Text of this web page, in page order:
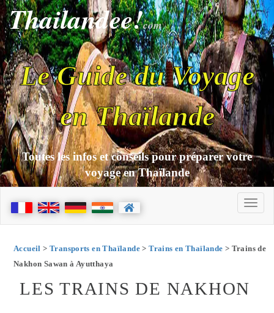
Thailandee!com
Le Guide du Voyage
en Thaïlande
Toutes les infos et conseils pour préparer votre
voyage en Thaïlande
Accueil > Transports en Thaïlande>Trains en Thaïlande > Trains de
Nakhon Sawan à Ayutthaya
LES TRAINS DE NAKHON